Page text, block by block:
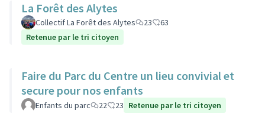
La Forêt des Alytes
Collectif La Forêt des Alytes 23
63
Retenue par le tri citoyen
Faire du Parc du Centre un lieu convivial et
secure pour nos enfants
Enfants du parc 22 23 Retenue par le tri citoyen